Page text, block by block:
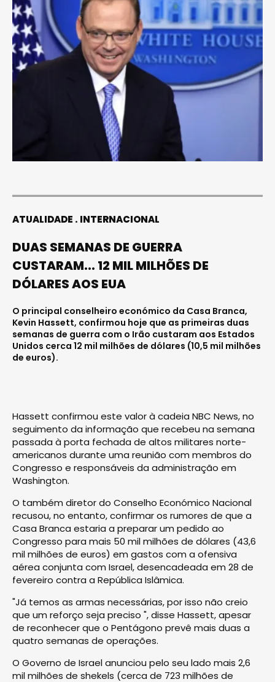
ATUALIDADE INTERNACIONAL
DUAS SEMANAS DE GUERRA
CUSTARAM... 12 MIL MILHÕES DE
DÓLARES AOS EUA
O principal conselheiro económico da Casa Branca,
Kevin Hassett, confirmou hoje que as primeiras duas
semanas de guerra com o Irão custaram aos Estados
Unidos cerca 12 mil milhões de dólares (10,5 mil milhões
de euros).
Hassett confirmou este valor à cadeia NBC News, no
seguimento da informação que recebeu na semana
passada à porta fechada de altos militares norte-
americanos durante uma reunião com membros do
Congresso e responsáveis da administração em
Washington.
O também diretor do Conselho Económico Nacional
recusou, no entanto, confirmar os rumores de que a
Casa Branca estaria a preparar um pedido ao
Congresso para mais 50 mil milhões de dólares (43,6
mil milhões de euros) em gastos com a ofensiva
aérea conjunta com Israel, desencadeada em 28 de
fevereiro contra a República Islâmica.
"Já temos as armas necessárias, por isso não creio
que um reforço seja preciso ", disse Hassett, apesar
de reconhecer que o Pentágono prevê mais duas a
quatro semanas de operações.
O Governo de Israel anunciou pelo seu lado mais 2,6
mil milhões de shekels (cerca de 723 milhões de